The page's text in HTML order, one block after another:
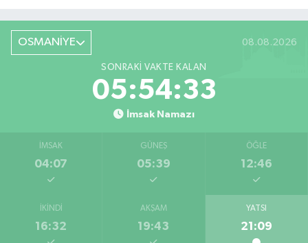
OSMANİYE 08.08.2026
SONRAKI VAKTE KALAN
05:54:32
İmsak Namazı
İMSAK
04:07
GÜNEŞ
05:39
ÖĞLE
12:46
İKINDI
16:32
AKŞAM
19:43
YATSI
21:09